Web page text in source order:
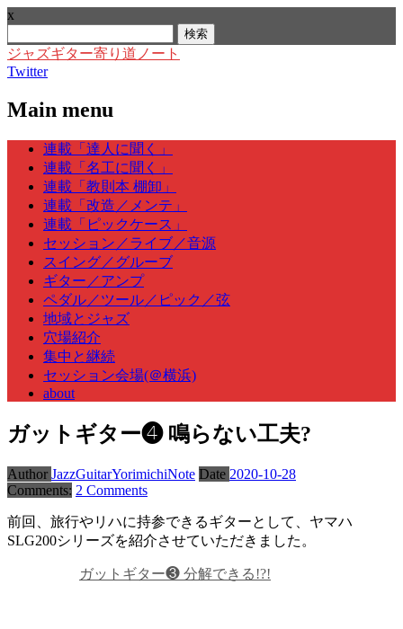
x
索:
ジャズギター寄り道ノート
Twitter
Main menu
Skip
content
連載「達人に聞く」
連載「名工に聞く」
連載「教則本 棚卸」
連載「改造／メンテ」
連載「ピックケース」
セッション／ライブ／音源
スイング／グルーブ
ギター／アンプ
ペダル／ツール／ピック／弦
地域とジャズ
穴場紹介
集中と継続
セッション会場(＠横浜)
about
ガットギター❹ 鳴らない工夫?
Author JazzGuitarYorimichiNote Date 2020-10-28
Comments: 2 Comments
前回、旅行やリハに持参できるギターとして、ヤマハ
SLG200シリーズを紹介させていただきました。
ガットギター❸ 分解できる!?!